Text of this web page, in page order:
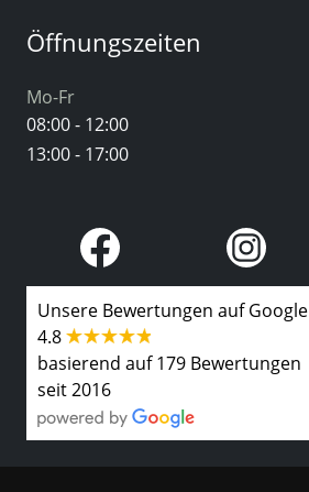
Öffnungszeiten
Mo-Fr
08:00 - 12:00
13:00 - 17:00
Unsere Bewertungen auf Google
4.8
basierend auf 179 Bewertungen
seit 2016